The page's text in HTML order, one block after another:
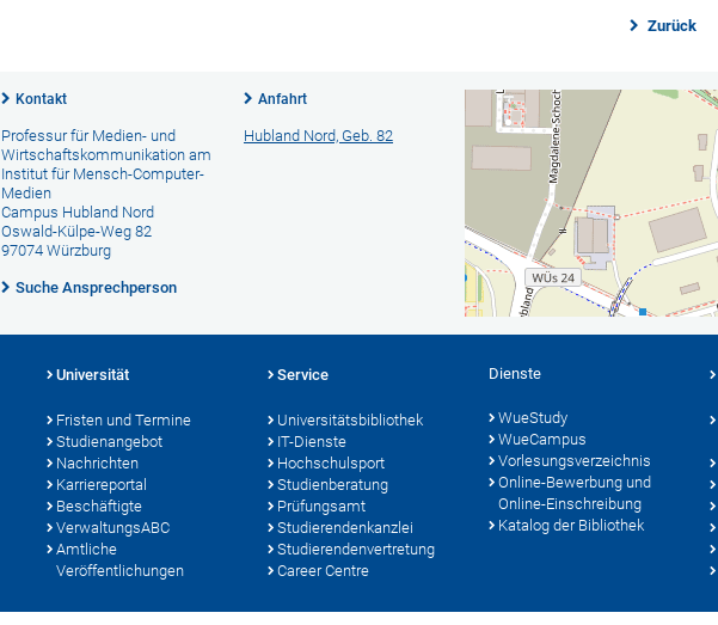
Zurück
Kontakt
Professur für Medien- und
Wirtschaftskommunikation am
Institut für Mensch-Computer-
Medien
Campus Hubland Nord
Oswald-Külpe-Weg 82
97074 Würzburg
Suche Ansprechperson
Anfahrt
Hubland Nord, Geb. 82
Universität
Fristen und Termine
Studienangebot
Nachrichten
Karriereportal
Beschäftigte
VerwaltungsABC
Amtliche
Veröffentlichungen
Service
Universitätsbibliothek
IT-Dienste
Hochschulsport
Studienberatung
Prüfungsamt
Studierendenkanzlei
Studierendenvertretung
Career Centre
Dienste
WueStudy
WueCampus
Vorlesungsverzeichnis
Online-Bewerbung und
Online-Einschreibung
Katalog der Bibliothek